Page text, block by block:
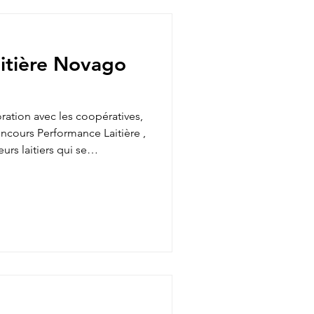
Novago
avec les coopératives,
Performance Laitière ,
laitiers qui se